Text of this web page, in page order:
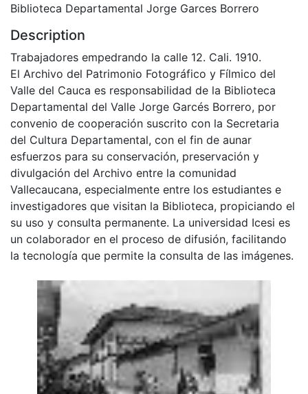
Biblioteca Departamental Jorge Garces Borrero
Description
Trabajadores empedrando la calle 12. Cali. 1910.
El Archivo del Patrimonio Fotográfico y Fílmico del
Valle del Cauca es responsabilidad de la Biblioteca
Departamental del Valle Jorge Garcés Borrero, por
convenio de cooperación suscrito con la Secretaria
del Cultura Departamental, con el fin de aunar
esfuerzos para su conservación, preservación y
divulgación del Archivo entre la comunidad
Vallecaucana, especialmente entre los estudiantes e
investigadores que visitan la Biblioteca, propiciando el
su uso y consulta permanente. La universidad Icesi es
un colaborador en el proceso de difusión, facilitando
la tecnología que permite la consulta de las imágenes.